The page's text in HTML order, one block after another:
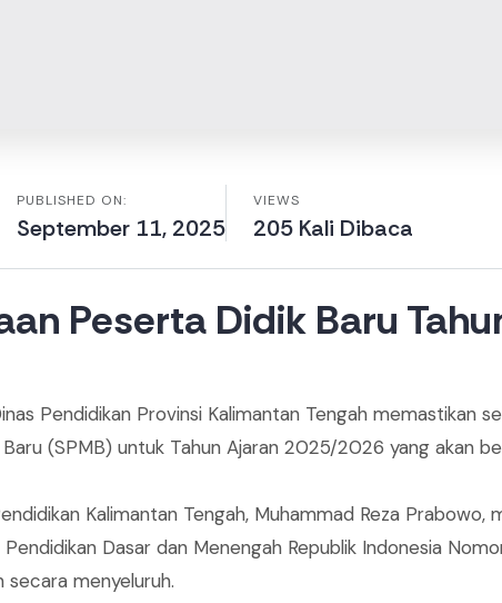
PUBLISHED ON:
September 11, 2025
VIEWS
205 Kali Dibaca
Peserta Didik Baru
Pendidikan Provinsi Kalimantan Tengah memastikan
(SPMB) untuk Tahun Ajaran 2025/2026 yang akan
Kalimantan Tengah, Muhammad Reza
Dasar dan Menengah Republik Indonesia
secara menyeluruh.